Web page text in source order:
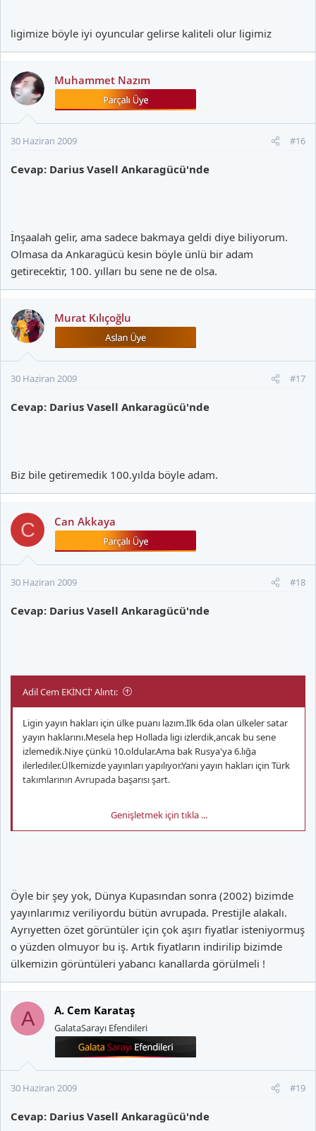
ligimize böyle iyi oyuncular gelirse kaliteli olur ligimiz
Muhammet Nazım
30 Haziran 2009 #16
Cevap: Darius Vasell Ankaragücü'nde
İnşaalah gelir, ama sadece bakmaya geldi diye biliyorum.
Olmasa da Ankaragücü kesin böyle ünlü bir adam
getirecektir, 100. yılları bu sene ne de olsa.
Murat Kılıçoğlu
30 Haziran 2009 #17
Cevap: Darius Vasell Ankaragücü'nde
Biz bile getiremedik 100.yılda böyle adam.
C Can Akkaya
30 Haziran 2009 #18
Cevap: Darius Vasell Ankaragücü'nde
Adil Cem EKİNCİ' Alıntı:
Ligin yayın hakları için ülke puanı lazım.İlk 6da olan ülkeler satar
yayın haklarını.Mesela hep Hollada ligi izlerdik,ancak bu sene
izlemedik.Niye çünkü 10.oldular.Ama bak Rusya'ya 6.lığa
ilerlediler.Ülkemizde yayınları yapılıyor.Yani yayın hakları için Türk
takımlarının Avrupada başarısı şart.
Genişletmek için tıkla ...
Öyle bir şey yok, Dünya Kupasından sonra (2002) bizimde
yayınlarımız veriliyordu bütün avrupada. Prestijle alakalı.
Ayrıyetten özet görüntüler için çok aşırı fiyatlar isteniyormuş
o yüzden olmuyor bu iş. Artık fiyatların indirilip bizimde
ülkemizin görüntüleri yabancı kanallarda görülmeli !
A A. Cem Karataş
GalataSarayı Efendileri
30 Haziran 2009 #19
Cevap: Darius Vasell Ankaragücü'nde